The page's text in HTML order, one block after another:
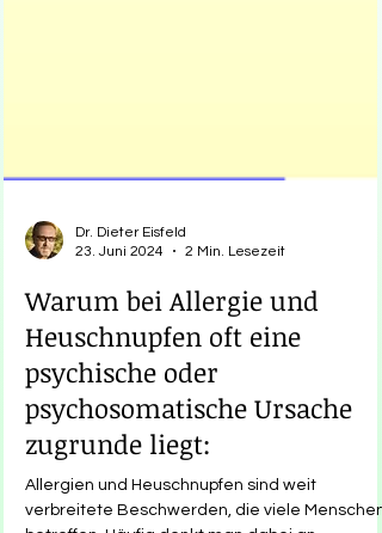
Dr. Dieter Eisfeld
Warum bei Allergie und
Heuschnupfen oft eine
psychische oder
psychosomatische Ursache
zugrunde liegt:
Allergien und Heuschnupfen sind weit